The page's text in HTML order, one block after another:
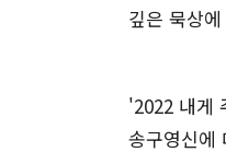
깊은 묵상
'2022 내게
송구영신에